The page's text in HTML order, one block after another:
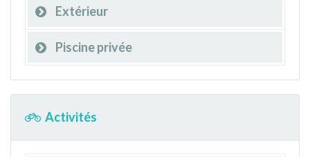
Extérieur
Piscine privée
Activités